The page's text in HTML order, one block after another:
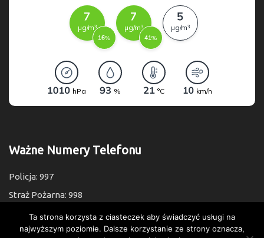
Ważne Numery Telefonu
Policja: 997
Straż Pożarna: 998
Pogotowie: 999
Numer Alarmowy: 112
Ta strona korzysta z ciasteczek aby świadczyć usługi na
najwyższym poziomie. Dalsze korzystanie ze strony oznacza,